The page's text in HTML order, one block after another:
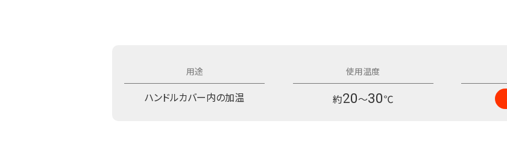
ハンドルカバー内の加温 約20～30℃